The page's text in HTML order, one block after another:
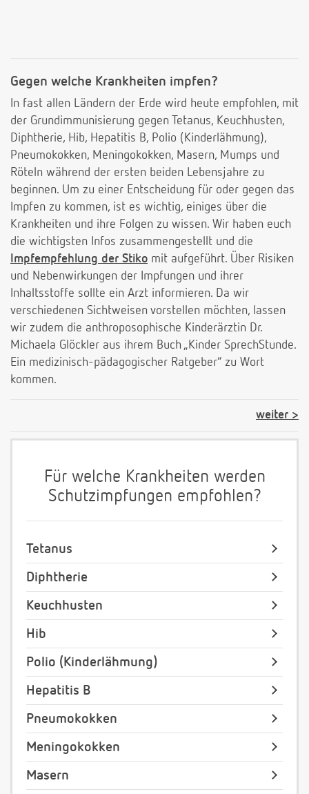
Gegen welche Krankheiten impfen?
In fast allen Ländern der Erde wird heute empfohlen, mit
der Grundimmunisierung gegen Tetanus, Keuchhusten,
Diphtherie, Hib, Hepatitis B, Polio (Kinderlähmung),
Pneumokokken, Meningokokken, Masern, Mumps und
Röteln während der ersten beiden Lebensjahre zu
beginnen. Um zu einer Entscheidung für oder gegen das
Impfen zu kommen, ist es wichtig, einiges über die
Krankheiten und ihre Folgen zu wissen. Wir haben euch
die wichtigsten Infos zusammengestellt und die
Impfempfehlung der Stiko mit aufgeführt. Über Risiken
und Nebenwirkungen der Impfungen und ihrer
Inhaltsstoffe sollte ein Arzt informieren. Da wir
verschiedenen Sichtweisen vorstellen möchten, lassen
wir zudem die anthroposophische Kinderärztin Dr.
Michaela Glöckler aus ihrem Buch „Kinder SprechStunde.
Ein medizinisch-pädagogischer Ratgeber“ zu Wort
kommen.
weiter
Für welche Krankheiten werden
Schutzimpfungen empfohlen?
Tetanus
Diphtherie
Keuchhusten
Hib
Polio (Kinderlähmung)
Hepatitis B
Pneumokokken
Meningokokken
Masern